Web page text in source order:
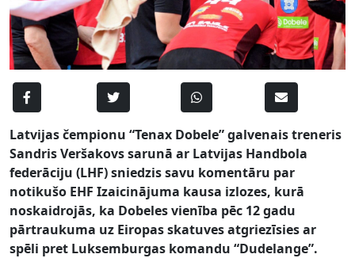
Latvijas čempionu “Tenax Dobele” galvenais treneris
Sandris Veršakovs sarunā ar Latvijas Handbola
federāciju (LHF) sniedzis savu komentāru par
notikušo EHF Izaicinājuma kausa izlozes, kurā
noskaidrojās, ka Dobeles vienība pēc 12 gadu
pārtraukuma uz Eiropas skatuves atgriezīsies ar
spēli pret Luksemburgas komandu “Dudelange”.